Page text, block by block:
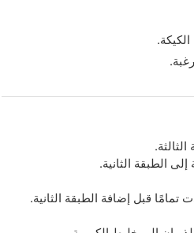
الطبقة الثانية.
قبل إضافة الطبقة الثانية.